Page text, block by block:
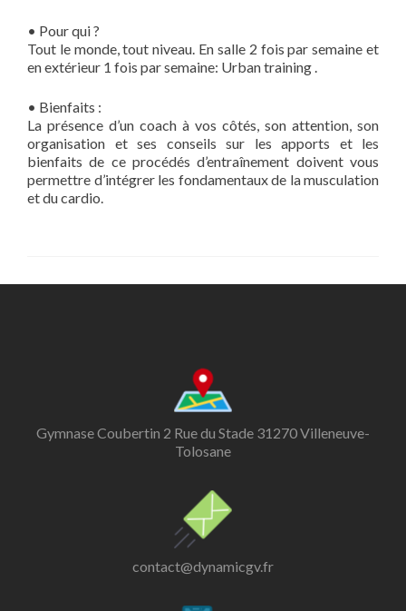
• Pour qui ?
Tout le monde, tout niveau. En salle 2 fois par semaine et
en extérieur 1 fois par semaine: Urban training .
• Bienfaits :
La présence d’un coach à vos côtés, son attention, son
organisation et ses conseils sur les apports et les
bienfaits de ce procédés d’entraînement doivent vous
permettre d’intégrer les fondamentaux de la musculation
et du cardio.
Gymnase Coubertin 2 Rue du Stade 31270 Villeneuve-
Tolosane
contact@dynamicgv.fr